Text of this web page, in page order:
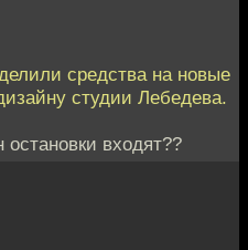
средства на новые
студии Лебедева.
входят??